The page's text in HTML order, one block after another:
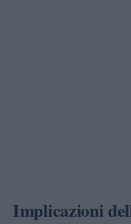
Implicazioni